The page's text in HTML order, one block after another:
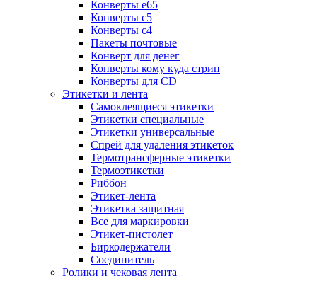
Конверты е65
Конверты с5
Конверты с4
Пакеты почтовые
Конверт для денег
Конверты кому куда стрип
Конверты для CD
Этикетки и лента
Самоклеящиеся этикетки
Этикетки специальные
Этикетки универсальные
Спрей для удаления этикеток
Термотрансферные этикетки
Термоэтикетки
Риббон
Этикет-лента
Этикетка защитная
Все для маркировки
Этикет-пистолет
Биркодержатели
Соединитель
Ролики и чековая лента